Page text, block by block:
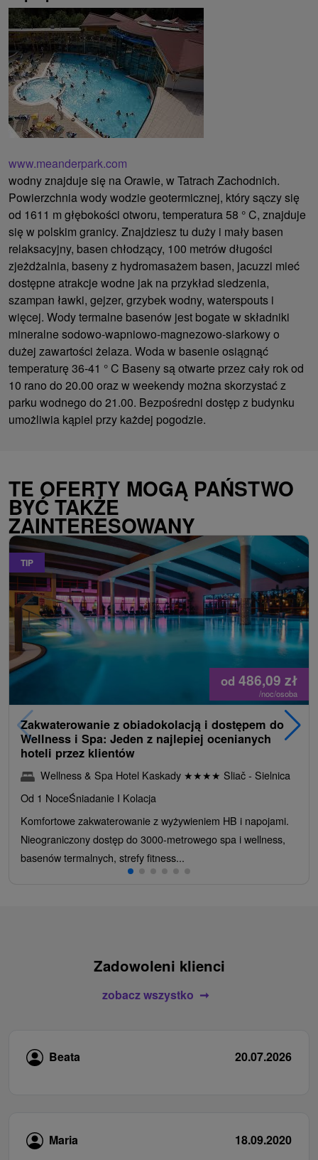
www.meanderpark.com
wodny znajduje się na Orawie, w Tatrach Zachodnich.
Powierzchnia wody wodzie geotermicznej, który sączy się
od 1611 m głębokości otworu, temperatura 58 ° C, znajduje
się w polskim granicy. Znajdziesz tu duży i mały basen
relaksacyjny, basen chłodzący, 100 metrów długości
zjeżdżalnia, baseny z hydromasażem basen, jacuzzi mieć
dostępne atrakcje wodne jak na przykład siedzenia,
szampan ławki, gejzer, grzybek wodny, waterspouts i
więcej. Wody termalne basenów jest bogate w składniki
mineralne sodowo-wapniowo-magnezowo-siarkowy o
dużej zawartości żelaza. Woda w basenie osiągnąć
temperaturę 36-41 ° C Baseny są otwarte przez cały rok od
10 rano do 20.00 oraz w weekendy można skorzystać z
parku wodnego do 21.00. Bezpośredni dostęp z budynku
umożliwia kąpiel przy każdej pogodzie.
TE OFERTY MOGĄ PAŃSTWO
BYĆ TAKŻE
ZAINTERESOWANY
TIP
od 486,09 zł
/noc/osoba
Zakwaterowanie z obiadokolacją i dostępem do
Wellness i Spa: Jeden z najlepiej ocenianych
hoteli przez klientów
Wellness & Spa Hotel Kaskady ★★★★ Sliač - Sielnica
Od 1 NoceŚniadanie I Kolacja
Komfortowe zakwaterowanie z wyżywieniem HB i napojami.
Nieograniczony dostęp do 3000-metrowego spa i wellness,
basenów termalnych, strefy fitness...
Zadowoleni klienci
zobacz wszystko
Beata 20.07.2026
Maria
18.09.2020